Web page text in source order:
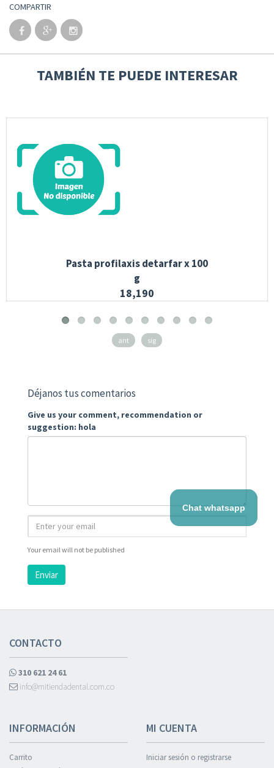
COMPARTIR
TAMBIÉN TE PUEDE INTERESAR
Pasta profilaxis detarfar x 100
g
18,190
ant sig
Déjanos tus comentarios
Give us your comment, recommendation or
suggestion: hola
Your email will not be published
Enviar
CONTACTO
310 621 24 61
info@mitiendadental.com.co
INFORMACIÓN
Carrito
MI CUENTA
Iniciar sesión o registrarse
Chat whatsapp